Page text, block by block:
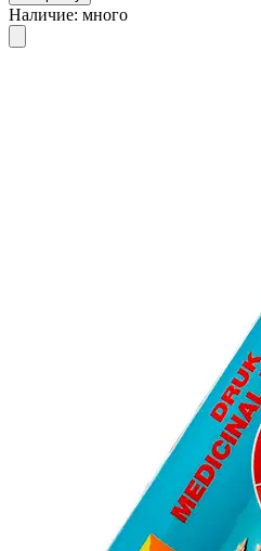
Наличие: много